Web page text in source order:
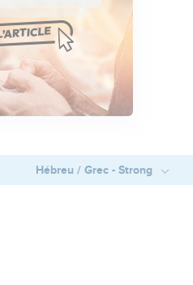
Hébreu / Grec - Strong